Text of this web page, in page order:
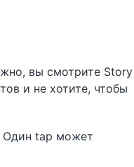
вы смотрите Story
и не хотите, чтобы
Один tap может